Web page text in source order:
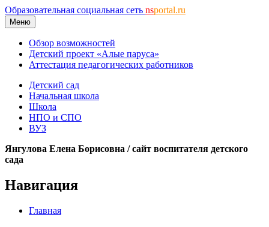
Образовательная социальная сеть nsportal.ru
Меню
Обзор возможностей
Детский проект «Алые паруса»
Аттестация педагогических работников
Детский сад
Начальная школа
Школа
НПО и СПО
ВУЗ
Янгулова Елена Борисовна / сайт воспитателя детского
сада
Навигация
Главная